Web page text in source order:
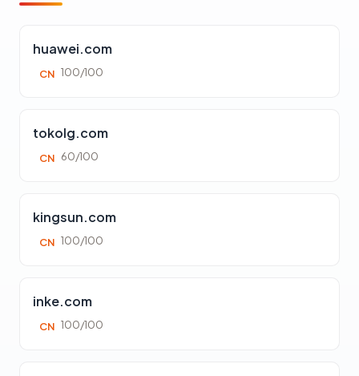
huawei.com
CN 100/100
tokolg.com
CN 60/100
kingsun.com
CN 100/100
inke.com
CN 100/100